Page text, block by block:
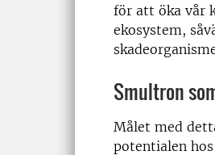
för att öka vår
ekosystem,
Smultron
Målet med
potentialen